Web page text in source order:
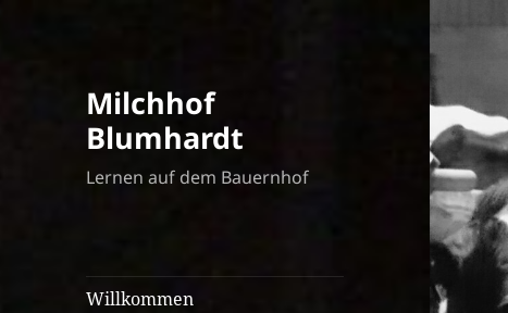
Milchhof
Blumhardt
Lernen auf dem Bauernhof
Willkommen